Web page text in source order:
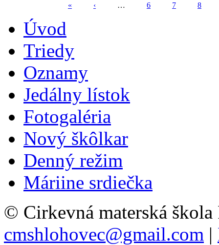
Stránky
« ‹ … 6 7 8
Úvod
Triedy
Oznamy
Jedálny lístok
Fotogaléria
Nový škôlkar
Denný režim
Máriine srdiečka
© Cirkevná materská
cmshlohovec@gmail.com |